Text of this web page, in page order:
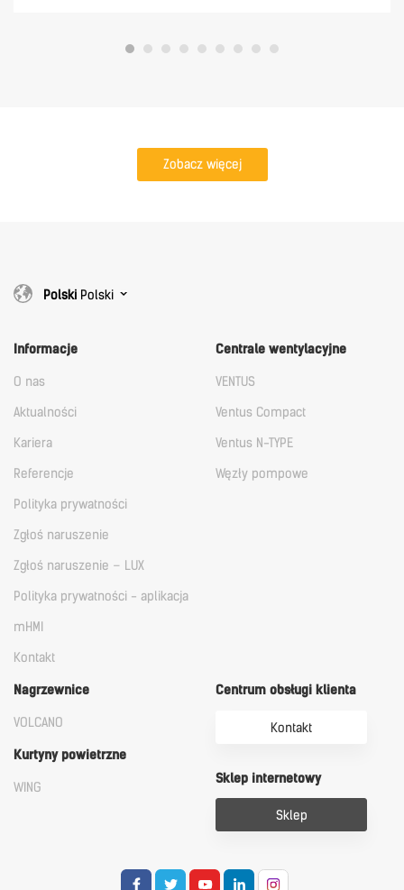
Zobacz więcej
Polski Polski
Informacje
O nas
Aktualności
Kariera
Referencje
Polityka prywatności
Zgłoś naruszenie
Zgłoś naruszenie – LUX
Polityka prywatności - aplikacja
mHMI
Kontakt
Centrale wentylacyjne
VENTUS
Ventus Compact
Ventus N-TYPE
Węzły pompowe
Nagrzewnice
VOLCANO
Kurtyny powietrzne
WING
Centrum obsługi klienta
Kontakt
Sklep internetowy
Sklep